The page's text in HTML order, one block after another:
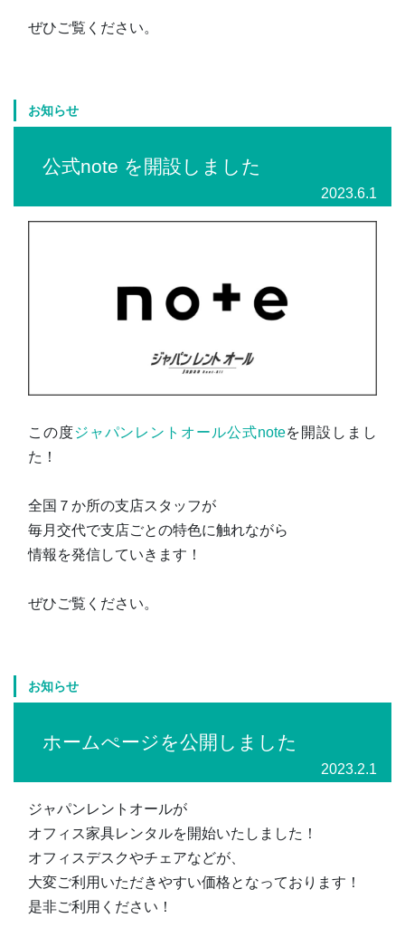
ぜひご覧ください。
2023.6.1
お知らせ
公式note を開設しました
この度ジャパンレントオール公式noteを開設しまし
た！
全国７か所の支店スタッフが
毎月交代で支店ごとの特色に触れながら
情報を発信していきます！
ぜひご覧ください。
2023.2.1
お知らせ
ホームぺージを公開しました
ジャパンレントオールが
オフィス家具レンタルを開始いたしました！
オフィスデスクやチェアなどが、
大変ご利用いただきやすい価格となっております！
是非ご利用ください！